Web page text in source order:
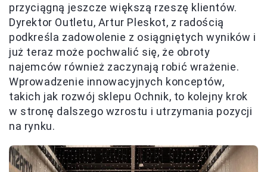
przyciągną jeszcze większą rzeszę klientów.
Dyrektor Outletu, Artur Pleskot, z radością
podkreśla zadowolenie z osiągniętych wyników i
już teraz może pochwalić się, że obroty
najemców również zaczynają robić wrażenie.
Wprowadzenie innowacyjnych konceptów,
takich jak rozwój sklepu Ochnik, to kolejny krok
w stronę dalszego wzrostu i utrzymania pozycji
na rynku.